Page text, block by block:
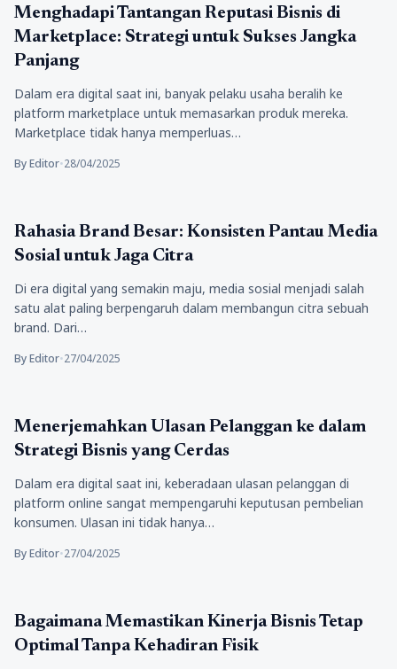
Tekno
Menghadapi Tantangan Reputasi Bisnis di
Marketplace: Strategi untuk Sukses Jangka
Panjang
Dalam era digital saat ini, banyak pelaku usaha beralih ke
platform marketplace untuk memasarkan produk mereka.
Marketplace tidak hanya memperluas…
By Editor•28/04/2025
Tekno
Rahasia Brand Besar: Konsisten Pantau Media
Sosial untuk Jaga Citra
Di era digital yang semakin maju, media sosial menjadi salah
satu alat paling berpengaruh dalam membangun citra sebuah
brand. Dari…
By Editor•27/04/2025
Tekno
Menerjemahkan Ulasan Pelanggan ke dalam
Strategi Bisnis yang Cerdas
Dalam era digital saat ini, keberadaan ulasan pelanggan di
platform online sangat mempengaruhi keputusan pembelian
konsumen. Ulasan ini tidak hanya…
By Editor•27/04/2025
Tekno
Bagaimana Memastikan Kinerja Bisnis Tetap
Optimal Tanpa Kehadiran Fisik